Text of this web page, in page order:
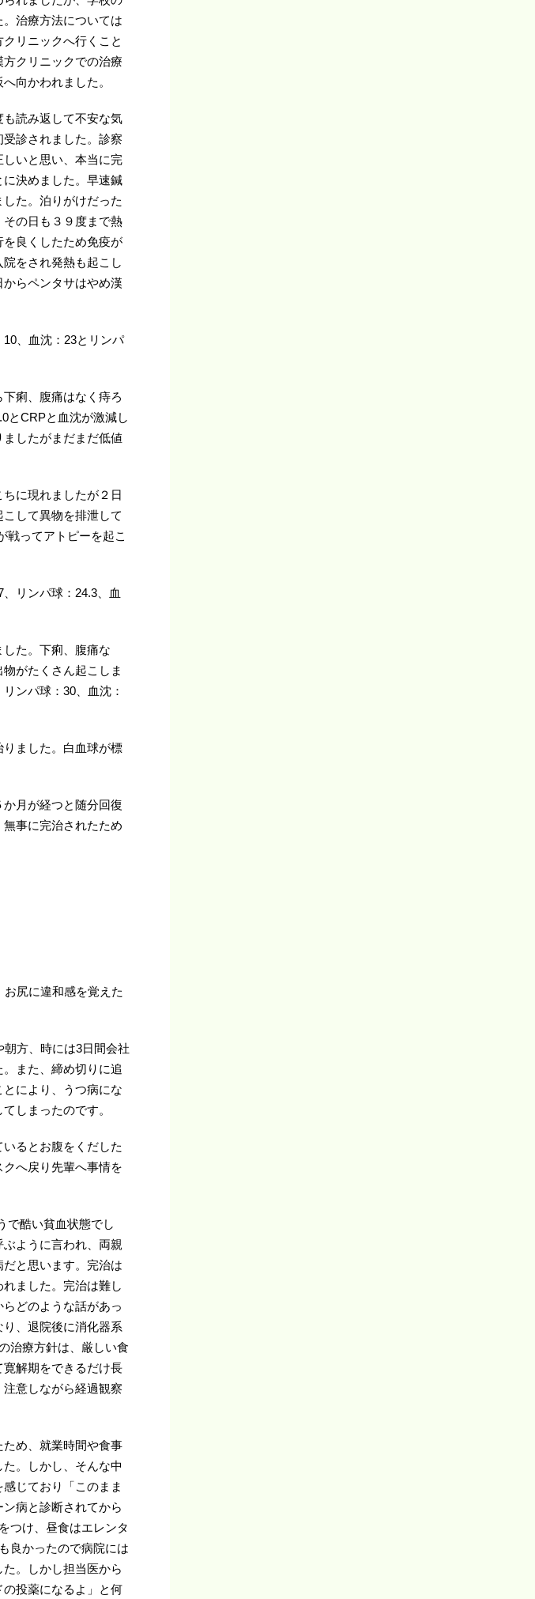
治療方法については
リニックへ行くこと
クリニックでの治療
向かわれました。
読み返して不安な気
診されました。診察
いと思い、本当に完
決めました。早速鍼
た。泊りがけだった
の日も３９度まで熱
良くしたため免疫が
をされ発熱も起こし
らペンタサはやめ漢
、血沈：23とリンパ
痢、腹痛はなく痔ろ
とCRPと血沈が激減し
したがまだまだ低値
に現れましたが２日
して異物を排泄して
戦ってアトピーを起こ
リンパ球：24.3、血
た。下痢、腹痛な
がたくさん起こしま
ンパ球：30、血沈：
ました。白血球が標
月が経つと随分回復
事に完治されたため
尻に違和感を覚えた
方、時には3日間会社
また、締め切りに追
により、うつ病にな
しまったのです。
るとお腹をくだした
へ戻り先輩へ事情を
で酷い貧血状態でし
ように言われ、両親
と思います。完治は
ました。完治は難し
どのような話があっ
、退院後に消化器系
治療方針は、厳しい食
解期をできるだけ長
意しながら経過観察
め、就業時間や食事
。しかし、そんな中
じており「このまま
病と診断されてから
つけ、昼食はエレンタ
良かったので病院には
。しかし担当医から
投薬になるよ」と何